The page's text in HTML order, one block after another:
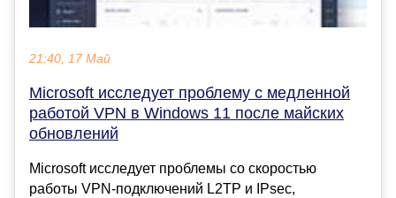
21:40, 17 Май
Microsoft исследует проблему с медленной
работой VPN в Windows 11 после майских
обновлений
Microsoft исследует проблемы со скоростью
работы VPN-подключений L2TP и IPsec,